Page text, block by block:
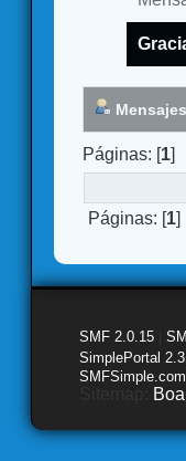
Páginas: [1]
Páginas: [1]
SMF 2.0.15
SimplePortal